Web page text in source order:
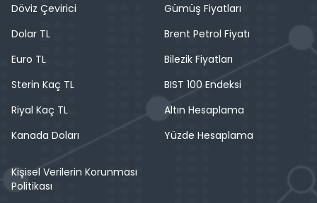
Döviz Çevirici
Dolar TL
Euro TL
Sterin Kaç TL
Riyal Kaç TL
Kanada Doları
Gümüş Fiyatları
Brent Petrol Fiyatı
Bilezik Fiyatları
BIST 100 Endeksi
Altın Hesaplama
Yüzde Hesaplama
Kişisel Verilerin Korunması
Politikası